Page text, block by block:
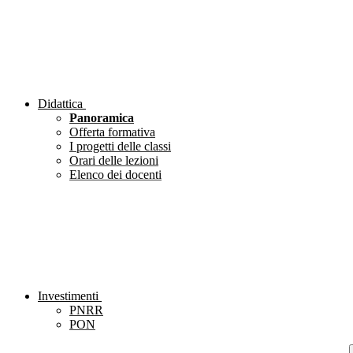
Didattica
Panoramica
Offerta formativa
I progetti delle classi
Orari delle lezioni
Elenco dei docenti
Investimenti
PNRR
PON